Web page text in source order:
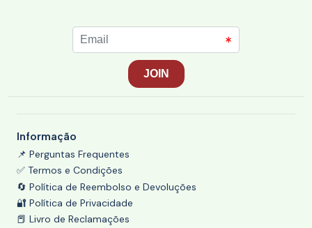
Informação
📌 Perguntas Frequentes
✅ Termos e Condições
🔄 Política de Reembolso e Devoluções
🔐 Política de Privacidade
📕 Livro de Reclamações